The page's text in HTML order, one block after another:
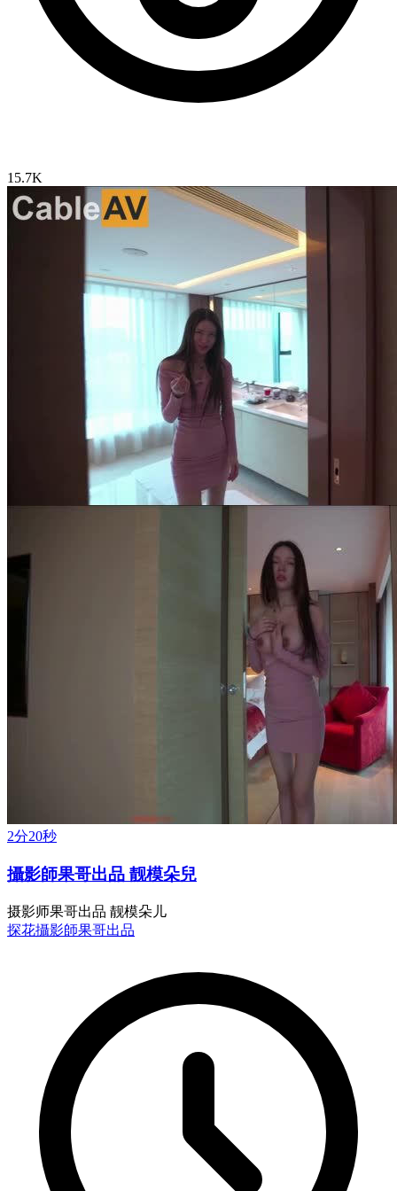
15.7K
2分20秒
攝影師果哥出品 靓模朵兒
摄影师果哥出品 靓模朵儿
探花攝影師果哥出品